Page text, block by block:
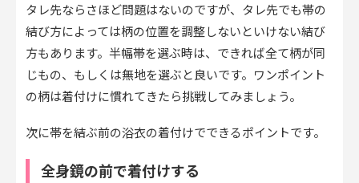
タレ先ならさほど問題はないのですが、タレ先でも帯の
結び方によっては柄の位置を調整しないといけない結び
方もあります。半幅帯を選ぶ時は、できれば全て柄が同
じもの、もしくは無地を選ぶと良いです。ワンポイント
の柄は着付けに慣れてきたら挑戦してみましょう。
次に帯を結ぶ前の浴衣の着付けでできるポイントです。
全身鏡の前で着付けする